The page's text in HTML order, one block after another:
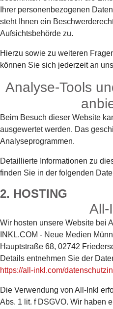
Ihrer personenbezogenen
steht Ihnen ein
Aufsichtsbehörde zu.
Hierzu sowie zu weiteren
können Sie sich jederzeit an
Analyse-Tools
Beim Besuch dieser Website
ausgewertet werden. Das
Analyseprogrammen.
Detaillierte Informationen zu
finden Sie in der folgenden
2. HOSTING
All-
Wir hosten unsere Website bei
INKL.COM - Neue Medien
Hauptstraße 68, 02742
Details entnehmen Sie der
https://all-inkl.com/
Die Verwendung von All-Inkl
Abs. 1 lit. f DSGVO. Wir haben